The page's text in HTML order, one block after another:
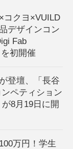
コクヨ×VUILD
デザインコン
Fab
初開催
登壇、「長谷
ペティション
8月19日に開
万円！学生